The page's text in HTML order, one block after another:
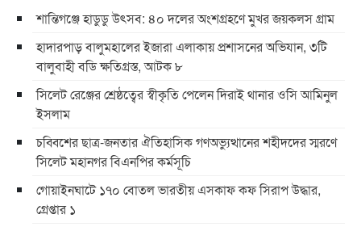
শান্তিগঞ্জে হাডুডু উৎসব: ৪০ দলের অংশগ্রহণে মুখর জয়কলস গ্রাম
হাদারপাড় বালুমহালের ইজারা এলাকায় প্রশাসনের অভিযান, ৩টি
বালুবাহী বডি ক্ষতিগ্রস্ত, আটক ৮
সিলেট রেঞ্জের শ্রেষ্ঠত্বের স্বীকৃতি পেলেন দিরাই থানার ওসি আমিনুল
ইসলাম
চব্বিশের ছাত্র-জনতার ঐতিহাসিক গণঅভ্যুত্থানের শহীদদের স্মরণে
সিলেট মহানগর বিএনপির কর্মসূচি
গোয়াইনঘাটে ১৭০ বোতল ভারতীয় এসকাফ কফ সিরাপ উদ্ধার,
গ্রেপ্তার ১